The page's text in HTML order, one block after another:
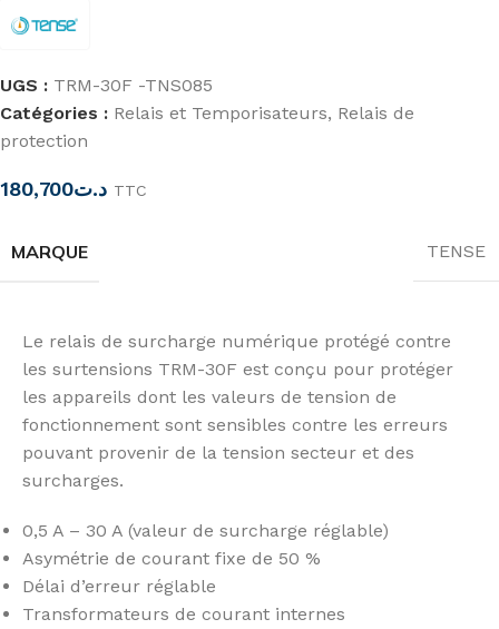
UGS : TRM-30F -TNS085
Catégories : Relais et Temporisateurs, Relais de
protection
د.ت180,700 TTC
MARQUE TENSE
Le relais de surcharge numérique protégé contre
les surtensions TRM-30F est conçu pour protéger
les appareils dont les valeurs de tension de
fonctionnement sont sensibles contre les erreurs
pouvant provenir de la tension secteur et des
surcharges.
0,5 A – 30 A (valeur de surcharge réglable)
Asymétrie de courant fixe de 50 %
Délai d’erreur réglable
Transformateurs de courant internes